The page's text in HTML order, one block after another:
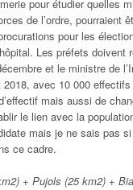
pour étudier quelles
de l’ordre, pourraient
pour les
Les préfets doivent
et le ministre de
avec 10 000
mais aussi de
le lien avec la
mais je ne sais pas
ce cadre.
2) + Pujols (25 km2) +